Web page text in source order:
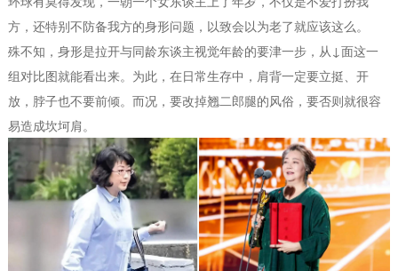
方，还特别不防备我方的身形问题，以致会以为老了就应该这么。
殊不知，身形是拉开与同龄东谈主视觉年龄的要津一步，从↓面这一
组对比图就能看出来。为此，在日常生存中，肩背一定要立挺、开
放，脖子也不要前倾。而况，要改掉翘二郎腿的风俗，要否则就很容
易造成坎坷肩。